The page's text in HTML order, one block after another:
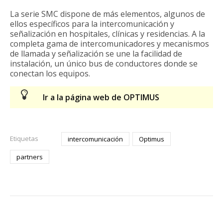
La serie SMC dispone de más elementos, algunos de
ellos específicos para la intercomunicación y
señalización en hospitales, clínicas y residencias. A la
completa gama de intercomunicadores y mecanismos
de llamada y señalización se une la facilidad de
instalación, un único bus de conductores donde se
conectan los equipos.
Ir a la página web de OPTIMUS
Etiquetas intercomunicación
Optimus
partners